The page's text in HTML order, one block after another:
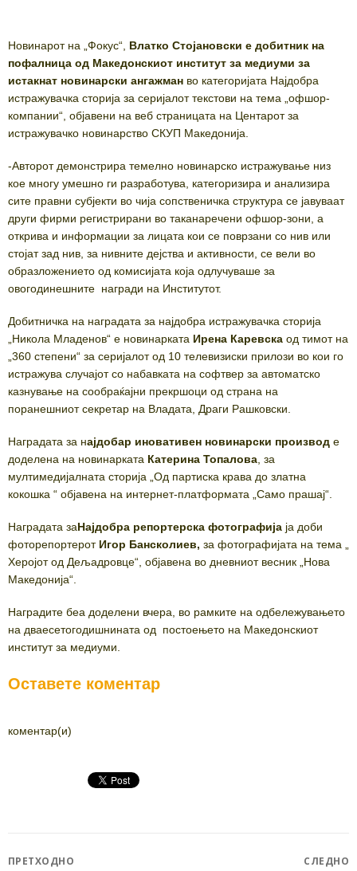
Новинарот на „Фокус“, Влатко Стојановски е добитник на
пофалница од Македонскиот институт за медиуми за
истакнат новинарски ангажман во категоријата Најдобра
истражувачка сторија за серијалот текстови на тема „офшор-
компании“, објавени на веб страницата на Центарот за
истражувачко новинарство СКУП Македонија.
-Авторот демонстрира темелно новинарско истражување низ
кое многу умешно ги разработува, категоризира и анализира
сите правни субјекти во чија сопственичка структура се јавуваат
други фирми регистрирани во таканаречени офшор-зони, а
открива и информации за лицата кои се поврзани со нив или
стојат зад нив, за нивните дејства и активности, се вели во
образложението од комисијата која одлучуваше за
овогодинешните награди на Институтот.
Добитничка на наградата за најдобра истражувачка сторија
„Никола Младенов“ е новинарката Ирена Каревска од тимот на
„360 степени“ за серијалот од 10 телевизиски прилози во кои го
истражува случајот со набавката на софтвер за автоматско
казнување на сообраќајни прекршоци од страна на
поранешниот секретар на Владата, Драги Рашковски.
Наградата за најдобар иновативен новинарски производ е
доделена на новинарката Катерина Топалова , за
мултимедијалната сторија „Од партиска крава до златна
кокошка “ објавена на интернет-платформата „Само прашај“.
Наградата заНајдобра репортерска фотографија ја доби
фоторепортерот Игор Бансколиев, за фотографијата на тема „
Херојот од Дељадровце“, објавена во дневниот весник „Нова
Македонија“.
Наградите беа доделени вчера, во рамките на одбележувањето
на дваесетогодишнината од постоењето на Македонскиот
институт за медиуми.
Оставете коментар
коментар(и)
Post
ПРЕТХОДНО СЛЕДНО